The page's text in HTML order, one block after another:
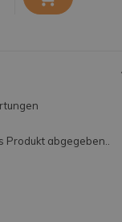
Produkt abgegeben..